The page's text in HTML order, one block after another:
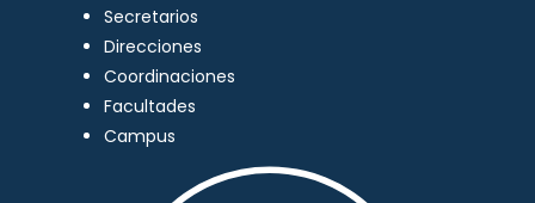
Secretarios
Direcciones
Coordinaciones
Facultades
Campus